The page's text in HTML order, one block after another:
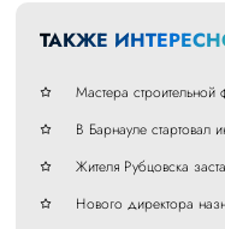
ТАКЖЕ
Мастера строительной
В Барнауле стартовал
Жителя Рубцовска
Нового директора